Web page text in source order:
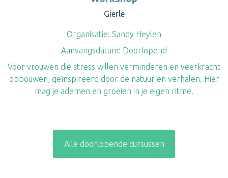
Gierle
Organisatie: Sandy Heylen
Aanvangsdatum: Doorlopend
Voor vrouwen die stress willen verminderen en veerkracht
opbouwen, geïnspireerd door de natuur en verhalen. Hier
mag je ademen en groeien in je eigen ritme.
Alle doorlopende cursussen